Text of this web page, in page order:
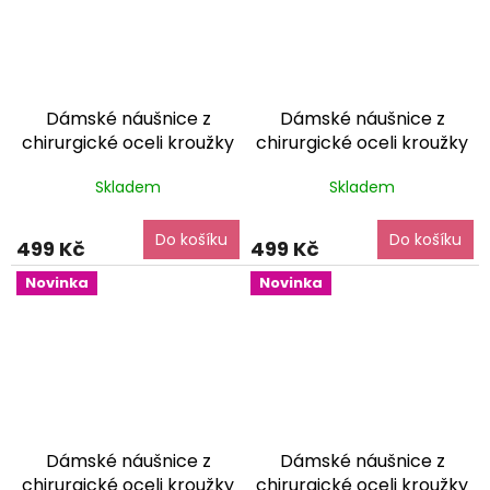
Dámské náušnice z
chirurgické oceli kroužky
dárkové balení zdarma
Skladem
499 Kč Do košíku
Dámské náušnice z
chirurgické oceli kroužky
elegantnídárkové balení
zdarma
Skladem
499 Kč Do košíku
Novinka
Dámské náušnice z
Novinka
Dámské náušnice z